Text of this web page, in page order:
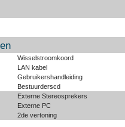
Wisselstroomkoord
LAN kabel
Gebruikershandleiding
Bestuurderscd
Externe Stereosprekers
Externe PC
2de vertoning